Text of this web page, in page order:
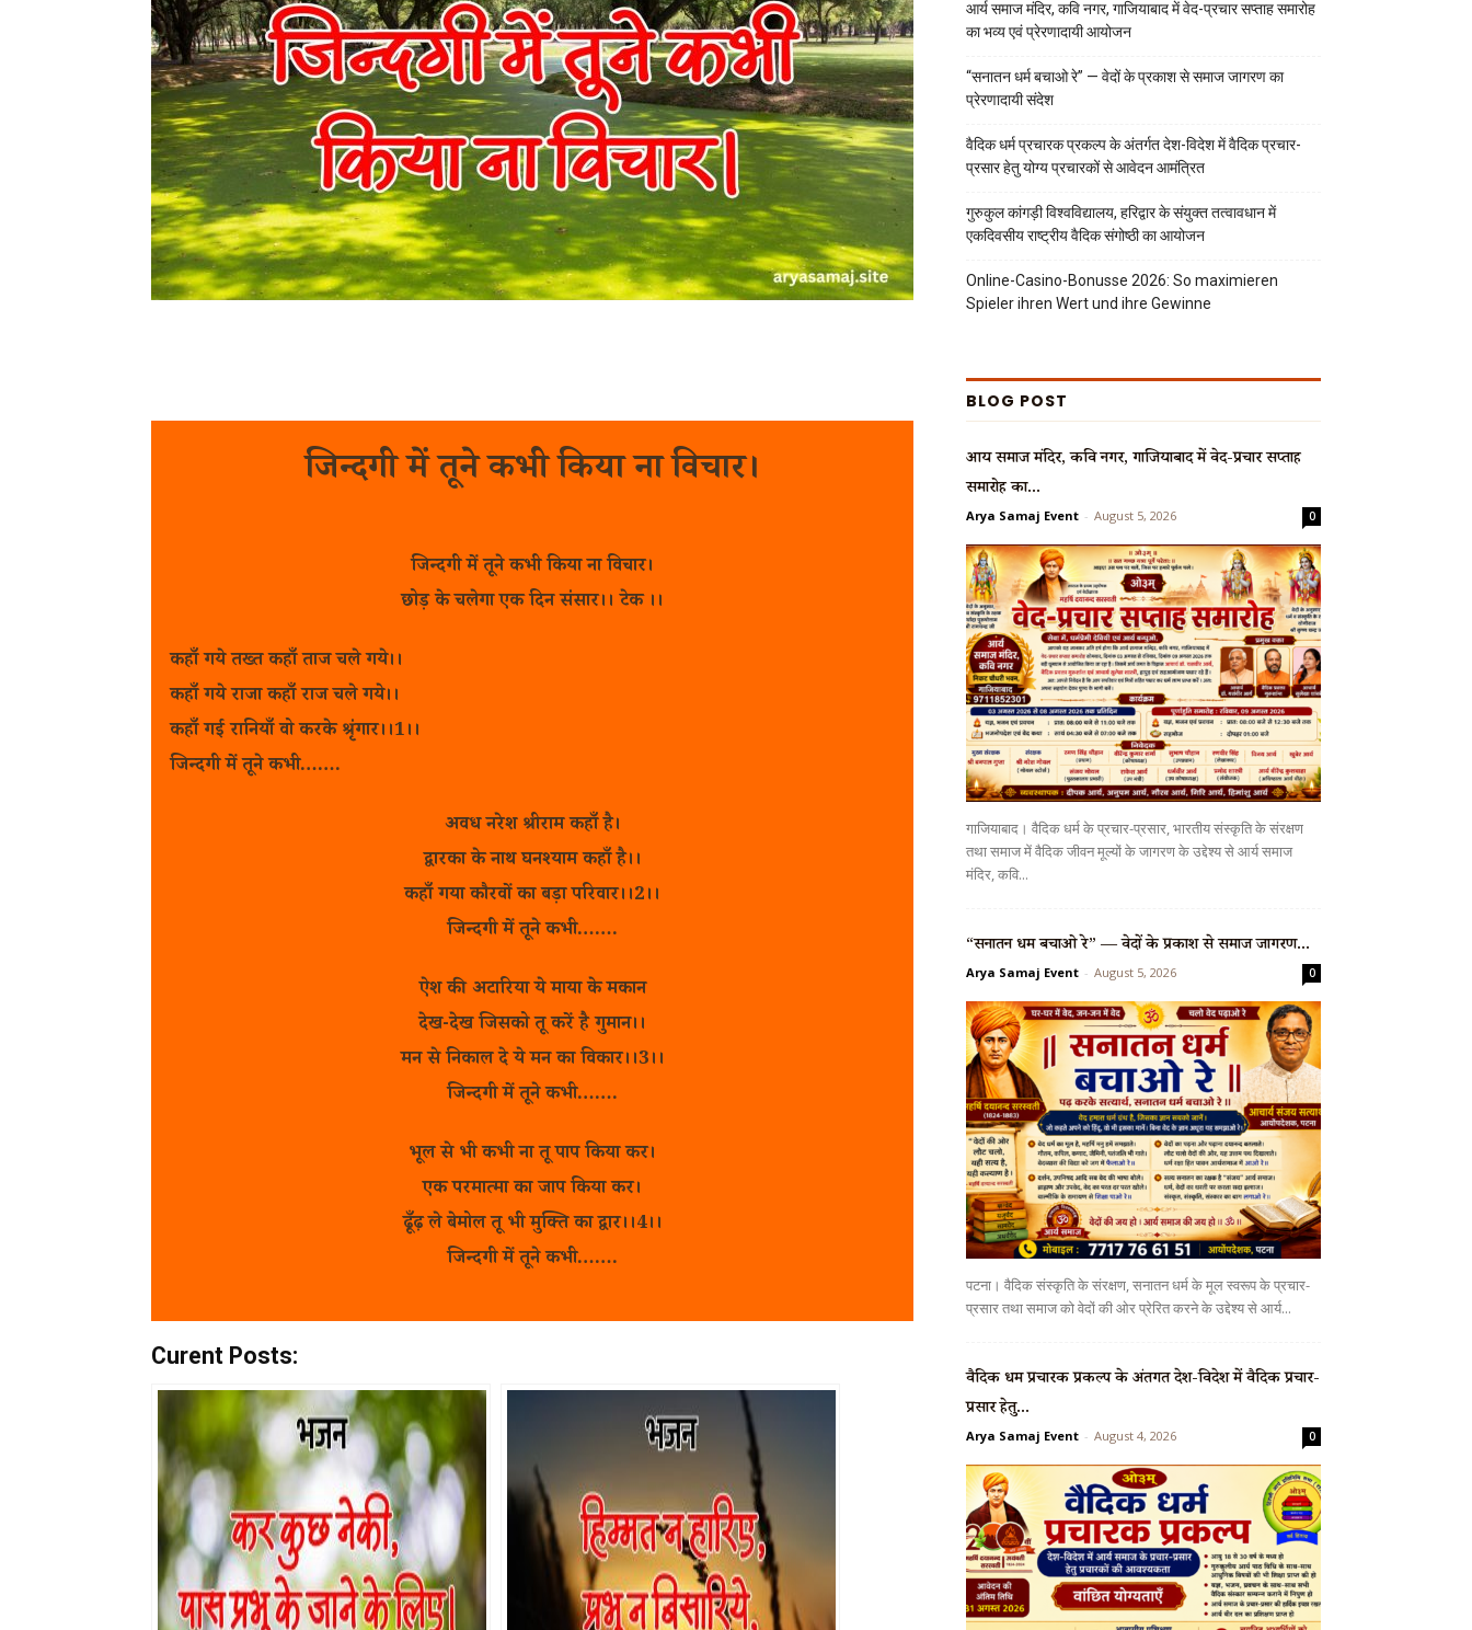
जिन्दगी में तूने कभी किया ना विचार।
जिन्दगी में तूने कभी किया ना विचार।
छोड़ के चलेगा एक दिन संसार।। टेक ।।
कहाँ गये तख्त कहाँ ताज चले गये।।
कहाँ गये राजा कहाँ राज चले गये।।
कहाँ गई रानियाँ वो करके श्रृंगार।।1।।
जिन्दगी में तूने कभी…….
अवध नरेश श्रीराम कहाँ है।
द्वारका के नाथ घनश्याम कहाँ है।।
कहाँ गया कौरवों का बड़ा परिवार।।2।।
जिन्दगी में तूने कभी…….
ऐश की अटारिया ये माया के मकान
देख-देख जिसको तू करें है गुमान।।
मन से निकाल दे ये मन का विकार।।3।।
जिन्दगी में तूने कभी…….
भूल से भी कभी ना तू पाप किया कर।
एक परमात्मा का जाप किया कर।
ढूँढ़ ले बेमोल तू भी मुक्ति का द्वार।।4।।
जिन्दगी में तूने कभी…….
Curent Posts:
आर्य समाज मंदिर, कवि नगर, गाजियाबाद में वेद-प्रचार सप्ताह समारोह
का भव्य एवं प्रेरणादायी आयोजन
“सनातन धर्म बचाओ रे” — वेदों के प्रकाश से समाज जागरण का
प्रेरणादायी संदेश
वैदिक धर्म प्रचारक प्रकल्प के अंतर्गत देश-विदेश में वैदिक प्रचार-
प्रसार हेतु योग्य प्रचारकों से आवेदन आमंत्रित
गुरुकुल कांगड़ी विश्वविद्यालय, हरिद्वार के संयुक्त तत्वावधान में
एकदिवसीय राष्ट्रीय वैदिक संगोष्ठी का आयोजन
Online-Casino-Bonusse 2026: So maximieren
Spieler ihren Wert und ihre Gewinne
BLOG POST
आर्य समाज मंदिर, कवि नगर, गाजियाबाद में वेद-प्रचार सप्ताह
समारोह का...
Arya Samaj Event - August 5, 2026 0
गाजियाबाद। वैदिक धर्म के प्रचार-प्रसार, भारतीय संस्कृति के संरक्षण
तथा समाज में वैदिक जीवन मूल्यों के जागरण के उद्देश्य से आर्य समाज
मंदिर, कवि...
“सनातन धर्म बचाओ रे” — वेदों के प्रकाश से समाज जागरण...
Arya Samaj Event - August 5, 2026 0
पटना। वैदिक संस्कृति के संरक्षण, सनातन धर्म के मूल स्वरूप के प्रचार-
प्रसार तथा समाज को वेदों की ओर प्रेरित करने के उद्देश्य से आर्य...
वैदिक धर्म प्रचारक प्रकल्प के अंतर्गत देश-विदेश में वैदिक प्रचार-
प्रसार हेतु...
Arya Samaj Event - August 4, 2026 0